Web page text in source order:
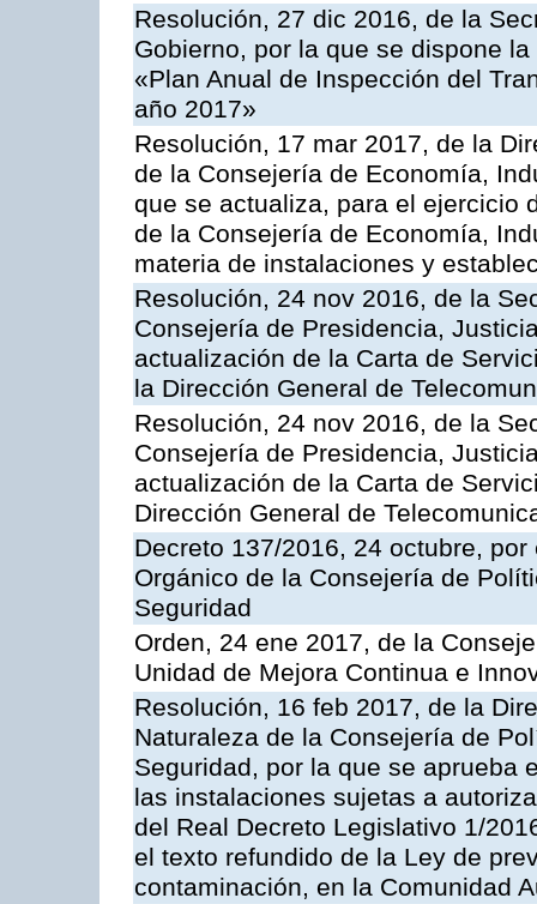
Resolución, 27 dic 2016, de la
Gobierno, por la que se dispone
«Plan Anual de Inspección del
año 2017»
Resolución, 17 mar 2017, de la
de la Consejería de Economía,
que se actualiza, para el ejercicio
de la Consejería de Economía,
materia de instalaciones y
Resolución, 24 nov 2016, de la
Consejería de Presidencia,
actualización de la Carta de
la Dirección General de
Resolución, 24 nov 2016, de la
Consejería de Presidencia,
actualización de la Carta de
Dirección General de
Decreto 137/2016, 24 octubre,
Orgánico de la Consejería de
Seguridad
Orden, 24 ene 2017, de la
Unidad de Mejora Continua e
Resolución, 16 feb 2017, de la
Naturaleza de la Consejería de
Seguridad, por la que se aprueba
las instalaciones sujetas a
del Real Decreto Legislativo 1/
el texto refundido de la Ley de
contaminación, en la Comunidad